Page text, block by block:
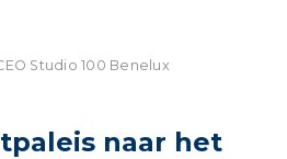
Studio 100 Benelux
naar het